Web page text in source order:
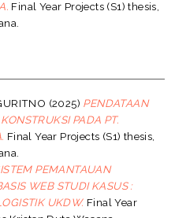
Final Year Projects (S1) thesis,
(2025) PENDATAAN
PADA PT.
Final Year Projects (S1) thesis,
PEMANTAUAN
WEB STUDI KASUS :
UKDW. Final Year